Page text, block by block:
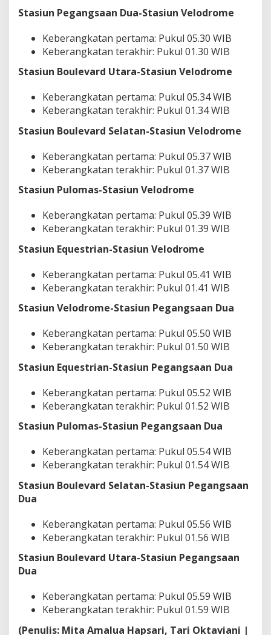
Stasiun Pegangsaan Dua-Stasiun Velodrome
Keberangkatan pertama: Pukul 05.30 WIB
Keberangkatan terakhir: Pukul 01.30 WIB
Stasiun Boulevard Utara-Stasiun Velodrome
Keberangkatan pertama: Pukul 05.34 WIB
Keberangkatan terakhir: Pukul 01.34 WIB
Stasiun Boulevard Selatan-Stasiun Velodrome
Keberangkatan pertama: Pukul 05.37 WIB
Keberangkatan terakhir: Pukul 01.37 WIB
Stasiun Pulomas-Stasiun Velodrome
Keberangkatan pertama: Pukul 05.39 WIB
Keberangkatan terakhir: Pukul 01.39 WIB
Stasiun Equestrian-Stasiun Velodrome
Keberangkatan pertama: Pukul 05.41 WIB
Keberangkatan terakhir: Pukul 01.41 WIB
Stasiun Velodrome-Stasiun Pegangsaan Dua
Keberangkatan pertama: Pukul 05.50 WIB
Keberangkatan terakhir: Pukul 01.50 WIB
Stasiun Equestrian-Stasiun Pegangsaan Dua
Keberangkatan pertama: Pukul 05.52 WIB
Keberangkatan terakhir: Pukul 01.52 WIB
Stasiun Pulomas-Stasiun Pegangsaan Dua
Keberangkatan pertama: Pukul 05.54 WIB
Keberangkatan terakhir: Pukul 01.54 WIB
Stasiun Boulevard Selatan-Stasiun Pegangsaan
Dua
Keberangkatan pertama: Pukul 05.56 WIB
Keberangkatan terakhir: Pukul 01.56 WIB
Stasiun Boulevard Utara-Stasiun Pegangsaan
Dua
Keberangkatan pertama: Pukul 05.59 WIB
Keberangkatan terakhir: Pukul 01.59 WIB
(Penulis: Mita Amalua Hapsari, Tari Oktaviani |